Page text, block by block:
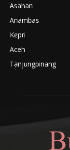
Asahan
Anambas
Kepri
Aceh
Tanjungpinang